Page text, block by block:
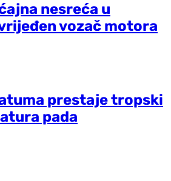
nesreća u
vozač motora
prestaje tropski
pada